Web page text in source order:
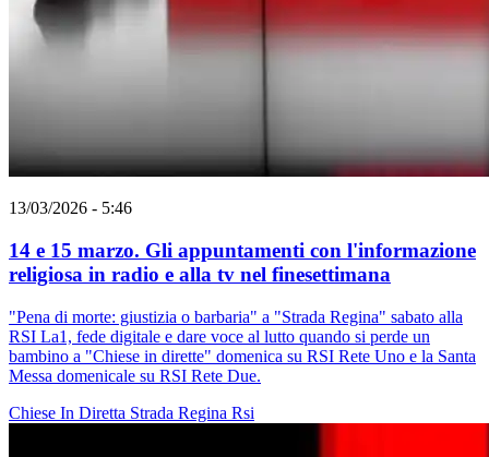
13/03/2026 - 5:46
14 e 15 marzo. Gli appuntamenti con l'informazione
religiosa in radio e alla tv nel finesettimana
"Pena di morte: giustizia o barbaria" a "Strada Regina" sabato alla
RSI La1, fede digitale e dare voce al lutto quando si perde un
bambino a "Chiese in dirette" domenica su RSI Rete Uno e la Santa
Messa domenicale su RSI Rete Due.
Chiese In Diretta Strada Regina Rsi